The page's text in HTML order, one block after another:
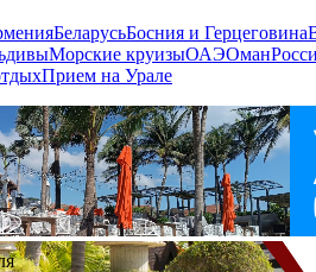
БеларусьБосния и Герцеговина
Морские круизыОАЭОман
Прием на Урале